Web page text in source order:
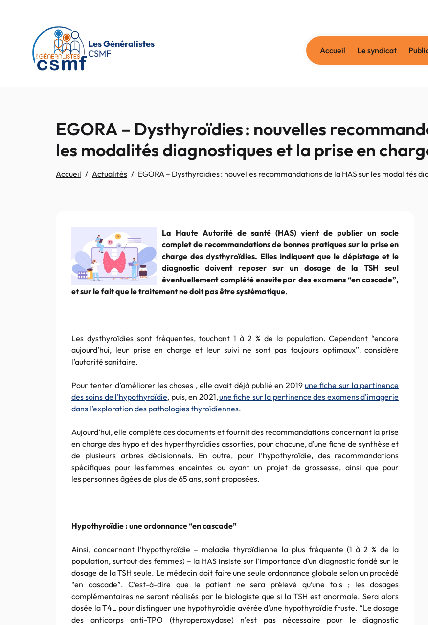
Les Généralistes
CSMF
Accueil Le syndicat
EGORA – Dysthyroïdies : nouvelles
les modalités diagnostiques et la prise en
Accueil Actualités EGORA – Dysthyroïdies : nouvelles recommandations de la HAS sur les modalités
La Haute Autorité de santé (HAS) vient de publier un socle
complet de recommandations de bonnes pratiques sur la prise en
charge des dysthyroïdies. Elles indiquent que le dépistage et le
diagnostic doivent reposer sur un dosage de la TSH seul
éventuellement complété ensuite par des examens “en cascade”,
et sur le fait que le traitement ne doit pas être systématique.
Les dysthyroïdies sont fréquentes, touchant 1 à 2 % de la population. Cependant “encore
aujourd’hui, leur prise en charge et leur suivi ne sont pas toujours optimaux”, considère
l’autorité sanitaire.
Pour tenter d’améliorer les choses , elle avait déjà publié en 2019 une fiche sur la pertinence
des soins de l’hypothyroïdie, puis, en 2021,une fiche sur la pertinence des examens d’imagerie
dans l’exploration des pathologies thyroïdiennes.
Aujourd’hui, elle complète ces documents et fournit des recommandations concernant la prise
en charge des hypo et des hyperthyroïdies assorties, pour chacune, d’une fiche de synthèse et
de plusieurs arbres décisionnels. En outre, pour l’hypothyroïdie, des recommandations
spécifiques pour les femmes enceintes ou ayant un projet de grossesse, ainsi que pour
les personnes âgées de plus de 65 ans, sont proposées.
Hypothyroïdie : une ordonnance “en cascade”
Ainsi, concernant l’hypothyroïdie – maladie thyroïdienne la plus fréquente (1 à 2 % de la
population, surtout des femmes) – la HAS insiste sur l’importance d’un diagnostic fondé sur le
dosage de la TSH seule. Le médecin doit faire une seule ordonnance globale selon un procédé
“en cascade”. C’est-à-dire que le patient ne sera prélevé qu’une fois ; les dosages
complémentaires ne seront réalisés par le biologiste que si la TSH est anormale. Sera alors
dosée la T4L pour distinguer une hypothyroïdie avérée d’une hypothyroïdie fruste. “Le dosage
des anticorps anti-TPO (thyroperoxydase) n’est pas nécessaire pour le diagnostic